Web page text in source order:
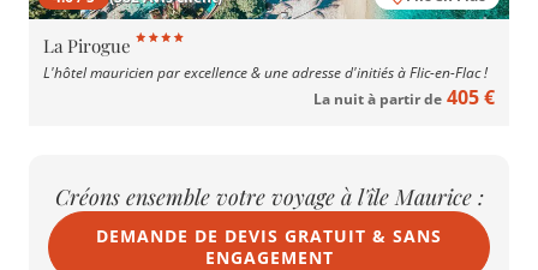
La Pirogue
L'hôtel mauricien par excellence & une adresse d'initiés à Flic-en-Flac !
La nuit à partir de 405 €
Créons ensemble votre voyage à l'île Maurice :
DEMANDE DE DEVIS GRATUIT & SANS
ENGAGEMENT